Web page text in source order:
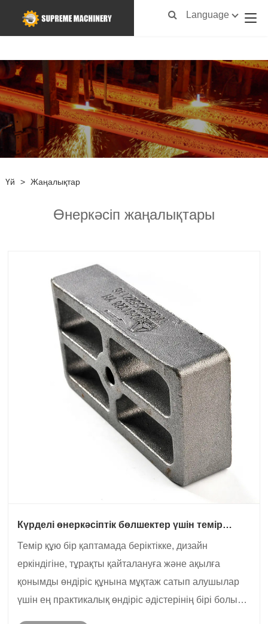
Language
Үй > Жаңалықтар
Өнеркәсіп жаңалықтары
Күрделі өнеркәсіптік бөлшектер үшін темір
Темір құю ​​бір қаптамада беріктікке, дизайн
еркіндігіне, тұрақты қайталануға және ақылға
қонымды өндіріс құнына мұқтаж сатып алушылар
үшін ең практикалық өндіріс әдістерінің бірі болып